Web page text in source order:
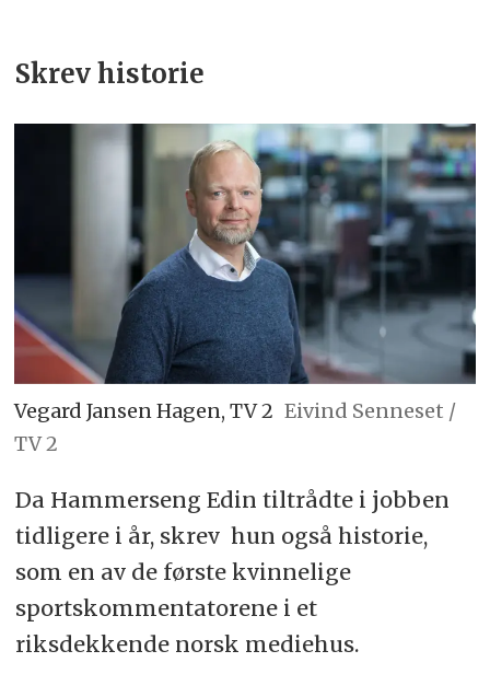
Skrev historie
Vegard Jansen Hagen, TV 2 Eivind Senneset /
TV 2
Da Hammerseng Edin tiltrådte i jobben
tidligere i år, skrev hun også historie,
som en av de første kvinnelige
sportskommentatorene i et
riksdekkende norsk mediehus.